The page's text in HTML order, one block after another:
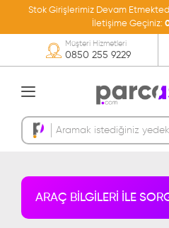
Stok Girişlerimiz Devam
İletişime Geçiniz:
0850 255 9229
Müşteri Hizmetleri
ARAÇ BİLGİLERİ İLE